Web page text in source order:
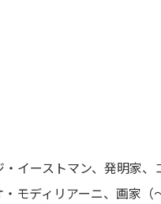
イーストマン、発明家、
モディリアーニ、画家（